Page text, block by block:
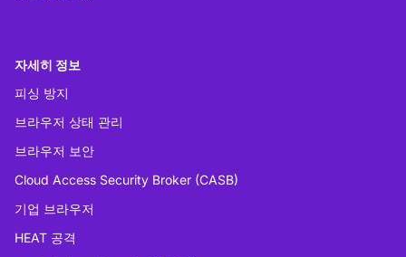
자세히 정보
피싱 방지
브라우저 상태 관리
브라우저 보안
Cloud Access Security Broker (CASB)
기업 브라우저
HEAT 공격